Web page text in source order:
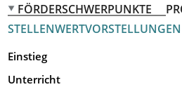
FÖRDERSCHWERPUNKTE
STELLENWERTVORSTELLUNGEN
Einstieg
Unterricht